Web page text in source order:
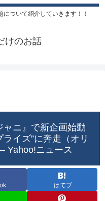
ついて紹介していきます！！
けのお話
ャニ』で新企画始動
イズ”に奔走（オリ
Yahoo!ニュース
はてブ